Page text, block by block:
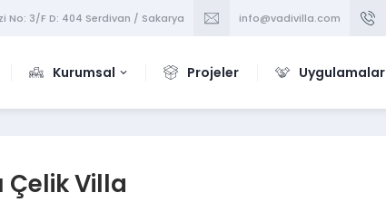
No: 3/F D: 404 Serdivan / Sakarya info@vadivilla.com
Kurumsal Projeler Uygulamalar
Çelik Villa